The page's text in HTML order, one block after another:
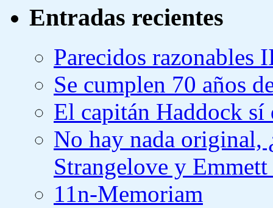
Entradas recientes
Parecidos razonables
Se cumplen 70 años
El capitán Haddock sí
No hay nada original,
Strangelove y
11n-Memoriam